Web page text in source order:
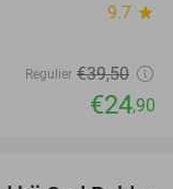
9.7 star
Regulier €39,50
€24,90